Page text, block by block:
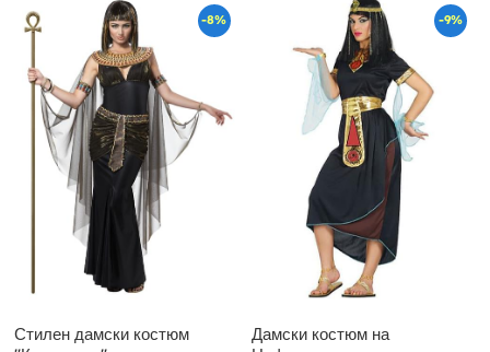
-8%
Стилен дамски костюм
-9%
Дамски костюм на